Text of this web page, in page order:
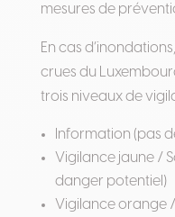
mesures de
En cas
crues du
trois niveaux de
Information (pas
Vigilance jaune /
danger potentiel)
Vigilance orange